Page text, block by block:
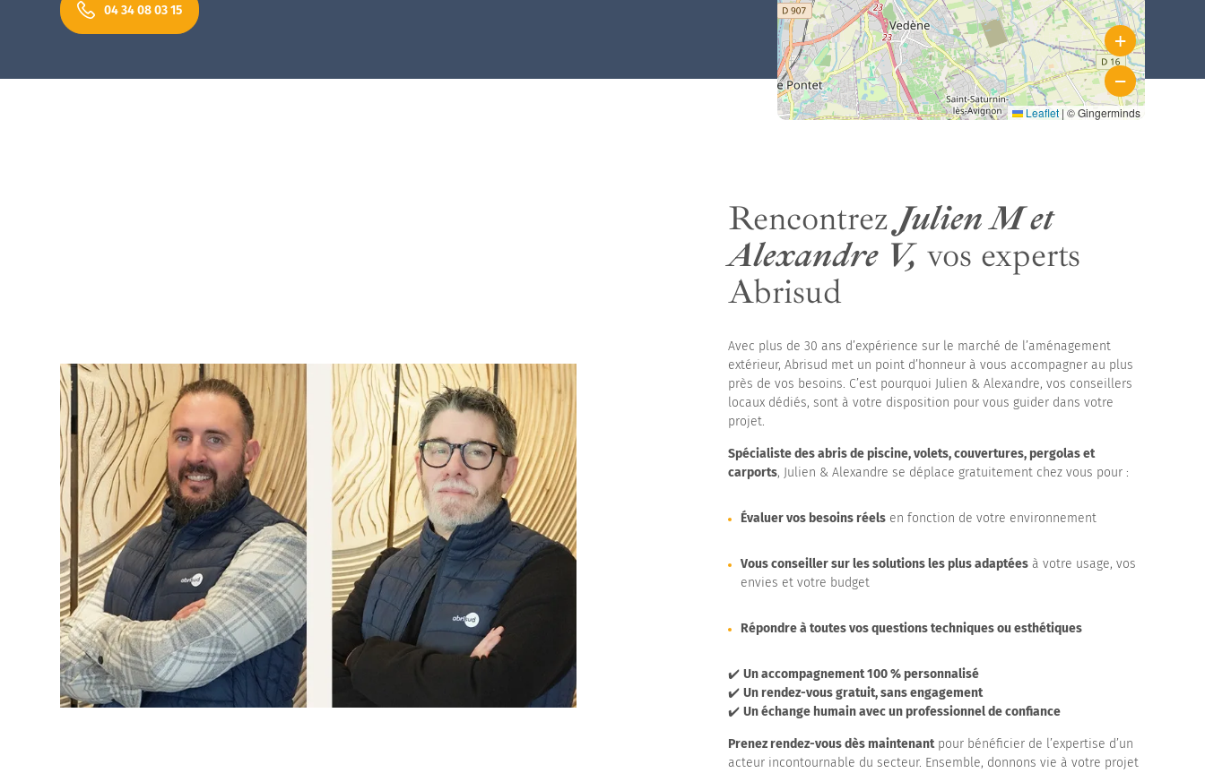
Abri piscine haut cintré adossé
Abri piscine haut cintré mural
04 34 08 03 15
+
−
Leaflet | © Gingerminds
RencontrezJulien M et
Alexandre V, vos experts
Abrisud
Avec plus de 30 ans d’expérience sur le marché de l’aménagement
extérieur, Abrisud met un point d’honneur à vous accompagner au plus
près de vos besoins. C’est pourquoi Julien & Alexandre, vos conseillers
locaux dédiés, sont à votre disposition pour vous guider dans votre
projet.
Spécialiste des abris de piscine, volets, couvertures, pergolas et
carports, Julien & Alexandre se déplace gratuitement chez vous pour :
Évaluer vos besoins réels en fonction de votre environnement
Vous conseiller sur les solutions les plus adaptées à votre usage, vos
envies et votre budget
Répondre à toutes vos questions techniques ou esthétiques
✔️ Un accompagnement 100 % personnalisé
✔️ Un rendez-vous gratuit, sans engagement
✔️ Un échange humain avec un professionnel de confiance
Prenez rendez-vous dès maintenantpour bénéficier de l’expertise d’un
acteur incontournable du secteur. Ensemble, donnons vie à votre projet